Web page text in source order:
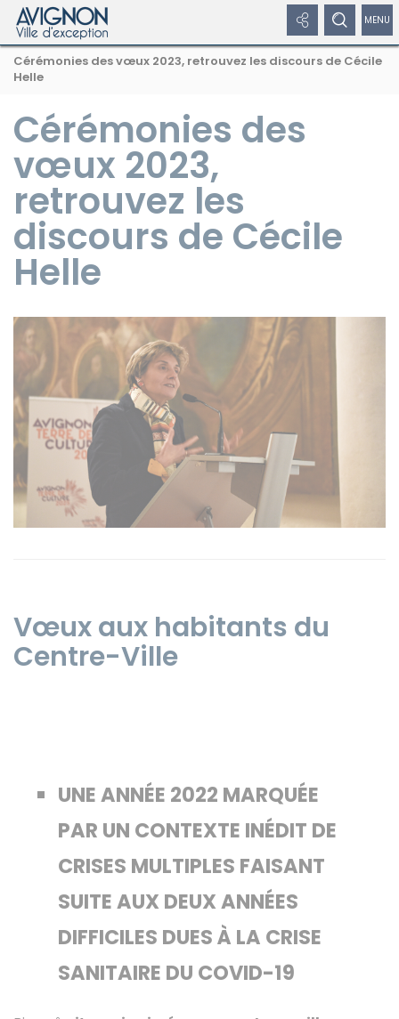
/
Afficher
le
Rechercher
sur
Afficher
les
réseaux
Nous
suivre
les
réseaux
sociaux
les
Facebook
Twitter
Instagram
Navigation
par
fil
d'Ariane
Cérémonies des vœux 2023, retrouvez les discours de Cécile
Helle
Cérémonies des
vœux 2023,
retrouvez les
discours de Cécile
Helle
Vœux aux habitants du
Centre-Ville
UNE ANNÉE 2022 MARQUÉE
PAR UN CONTEXTE INÉDIT DE
CRISES MULTIPLES FAISANT
SUITE AUX DEUX ANNÉES
DIFFICILES DUES À LA CRISE
SANITAIRE DU COVID-19
Panneau de gestion des cookies